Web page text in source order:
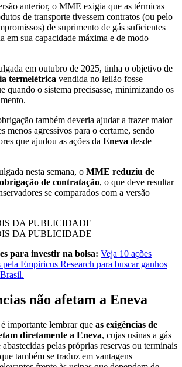
anterior, o MME exigia que as térmicas
de transporte tivessem contratos (ou pelo
de suprimento de gás suficientes
em sua capacidade máxima e de modo
em outubro de 2025, tinha o objetivo de
termelétrica vendida no leilão fosse
quando o sistema precisasse, minimizando os
também deveria ajudar a trazer maior
menos agressivos para o certame, sendo
que ajudou as ações da Eneva desde
nesta semana, o MME reduziu de
de contratação, o que deve resultar
se comparados com a versão
DA PUBLICIDADE
DA PUBLICIDADE
para investir na bolsa: Veja 10 ações
pela Empiricus Research para buscar ganhos
não afetam a Eneva
importante lembrar que as exigências de
diretamente a Eneva, cujas usinas a gás
pelas próprias reservas ou terminais
também se traduz em vantagens